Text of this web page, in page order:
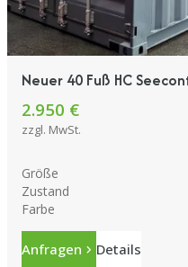
Neuer 40 Fuß HC
2.950 €
zzgl. MwSt.
Größe
Zustand
Farbe
Anfragen Details